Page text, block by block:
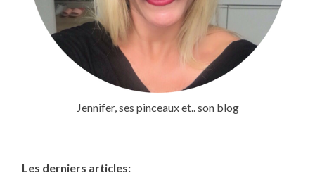
Jennifer, ses pinceaux et.. son blog
Les derniers articles: